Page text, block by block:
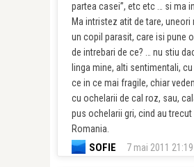
partea casei”, etc etc … si ma
Ma intristez atit de tare, uneori
un copil parasit, care isi pune
de intrebari de ce? … nu stiu
linga mine, alti sentimentali,
ce in ce mai fragile, chiar
cu ochelarii de cal roz, sau,
pus ochelarii gri, cind au trecut
Romania.
SOFIE 7 mai 2011 21:19